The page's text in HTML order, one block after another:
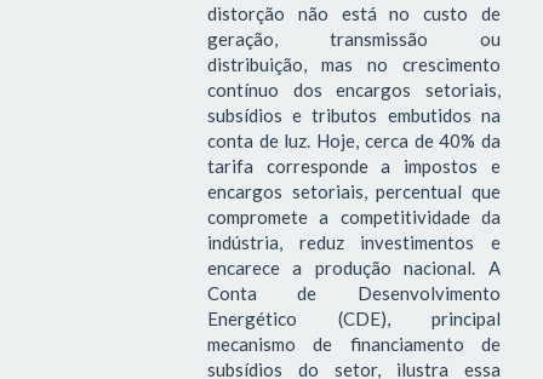
distorção não está no custo de
geração, transmissão ou
distribuição, mas no crescimento
contínuo dos encargos setoriais,
subsídios e tributos embutidos na
conta de luz. Hoje, cerca de 40% da
tarifa corresponde a impostos e
encargos setoriais, percentual que
compromete a competitividade da
indústria, reduz investimentos e
encarece a produção nacional. A
Conta de Desenvolvimento
Energético (CDE), principal
mecanismo de financiamento de
subsídios do setor, ilustra essa